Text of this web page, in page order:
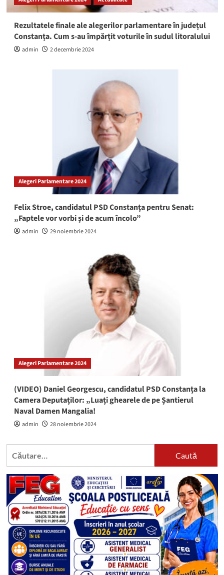
Rezultatele finale ale alegerilor parlamentare în județul
Constanța. Cum s-au împărțit voturile în sudul litoralului
admin 2 decembrie 2024
Alegeri Parlamentare 2024
Felix Stroe, candidatul PSD Constanța pentru Senat:
„Faptele vor vorbi și de acum încolo”
admin 29 noiembrie 2024
Alegeri Parlamentare 2024
(VIDEO) Daniel Georgescu, candidatul PSD Constanța la
Camera Deputaților: „Luați ghearele de pe Șantierul
Naval Damen Mangalia!
admin 28 noiembrie 2024
Caută